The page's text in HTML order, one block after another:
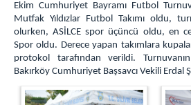
Bakırköy Satış Mağazası
Misafirhane
Fotoğraf Stüdyosu
Fırın
Satış Mağazası
Ekim Cumhuriyet Bayramı Futbol
Mutfak Yıldızlar Futbol Takımı oldu,
olurken, ASİLCE spor üçüncü oldu, en
Spor oldu. Derece yapan takımlara
protokol tarafından verildi.
Bakırköy Cumhuriyet Başsavcı Vekili Erdal